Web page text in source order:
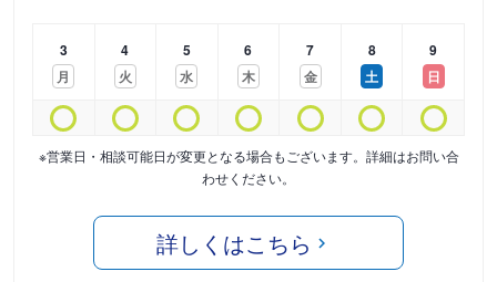
3
月
4
火
5
水
6
木
7
金
8
土
9
日
※営業日・相談可能日が変更となる場合もございます。詳細はお問い合
わせください。
詳しくはこちら